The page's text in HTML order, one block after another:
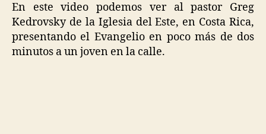
En este video podemos ver al pastor Greg
Kedrovsky de la Iglesia del Este, en Costa Rica,
presentando el Evangelio en poco más de dos
minutos a un joven en la calle.